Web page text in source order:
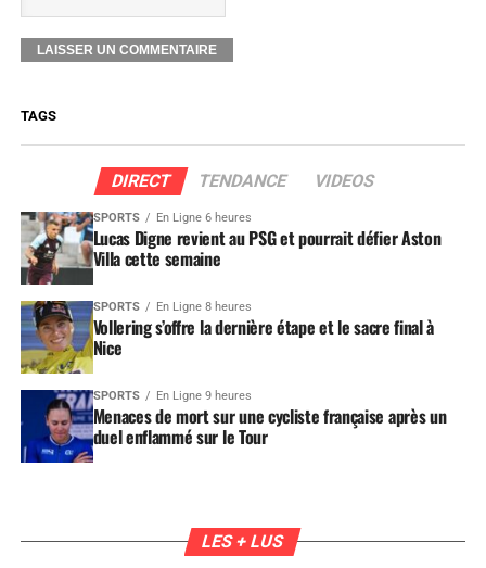
TAGS
DIRECT TENDANCE VIDEOS
SPORTS En Ligne 6 heures
Lucas Digne revient au PSG et pourrait défier Aston
Villa cette semaine
SPORTS En Ligne 8 heures
Vollering s’offre la dernière étape et le sacre final à
Nice
SPORTS En Ligne 9 heures
Menaces de mort sur une cycliste française après un
duel enflammé sur le Tour
LES + LUS